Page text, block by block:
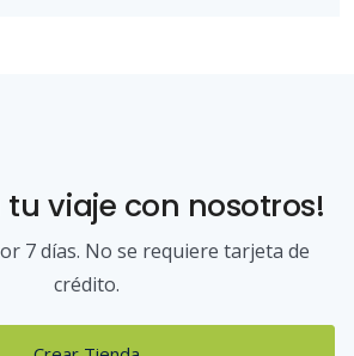
tu viaje con nosotros!
7 días. No se requiere tarjeta de
crédito.